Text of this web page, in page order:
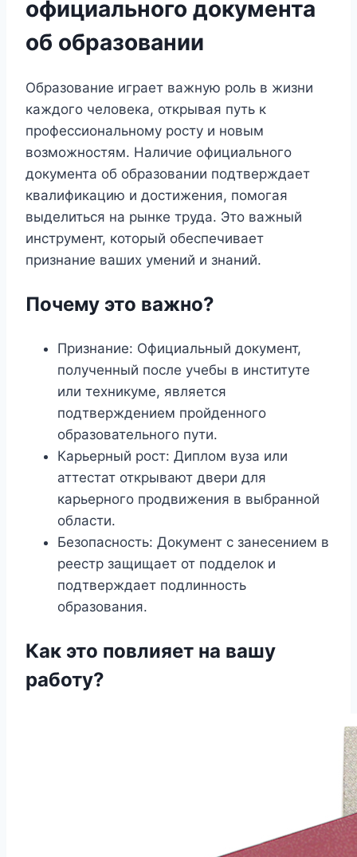
официального документа
об образовании
Образование играет важную роль в жизни
каждого человека, открывая путь к
профессиональному росту и новым
возможностям. Наличие официального
документа об образовании подтверждает
квалификацию и достижения, помогая
выделиться на рынке труда. Это важный
инструмент, который обеспечивает
признание ваших умений и знаний.
Почему это важно?
Признание: Официальный документ,
полученный после учебы в институте
или техникуме, является
подтверждением пройденного
образовательного пути.
Карьерный рост: Диплом вуза или
аттестат открывают двери для
карьерного продвижения в выбранной
области.
Безопасность: Документ с занесением в
реестр защищает от подделок и
подтверждает подлинность
образования.
Как это повлияет на вашу
работу?